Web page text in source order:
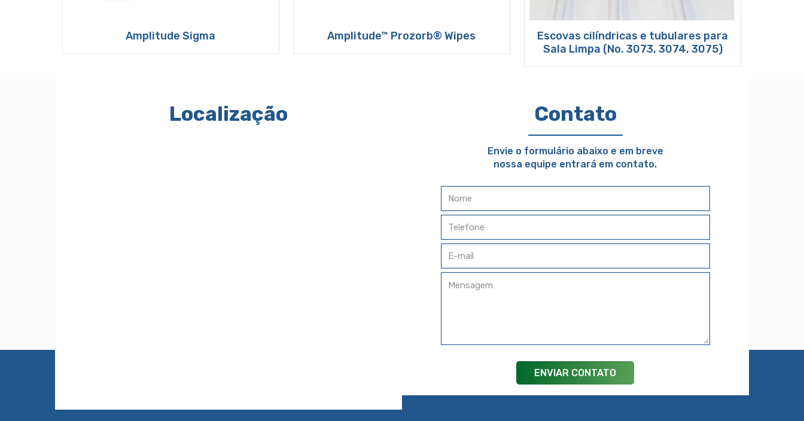
Amplitude Sigma Amplitude™ Prozorb® Wipes
Escovas cilíndricas e tubulares para
Sala Limpa (No. 3073, 3074, 3075)
Localização Contato
Envie o formulário abaixo e em breve
nossa equipe entrará em contato.